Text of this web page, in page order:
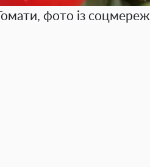
Томати, фото із соцмереж